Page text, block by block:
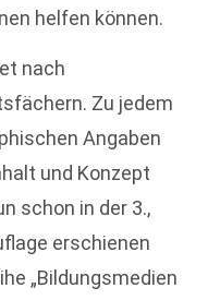
helfen können.
nach
Zu jedem
Angaben
und Konzept
schon in der 3.,
erschienen
„Bildungsmedien